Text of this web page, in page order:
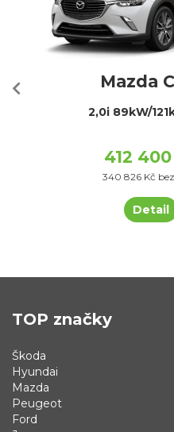
Mazda
2,0i 89kW/
412
340 826 Kč
Detail
TOP značky
Škoda
Hyundai
Mazda
Peugeot
Ford